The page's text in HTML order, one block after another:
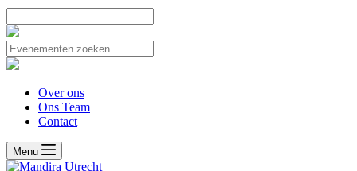
Over ons
Ons Team
Contact
Menu